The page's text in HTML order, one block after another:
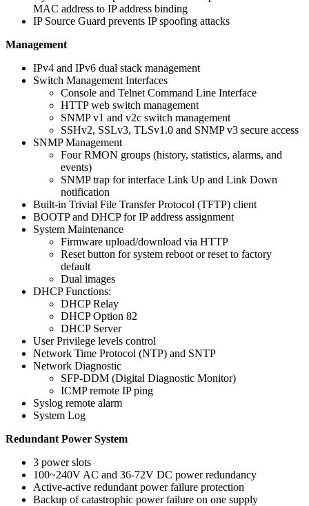
MAC address to IP address binding
IP Source Guard prevents IP spoofing attacks
Management
IPv4 and IPv6 dual stack management
Switch Management Interfaces
Console and Telnet Command Line Interface
HTTP web switch management
SNMP v1 and v2c switch management
SSHv2, SSLv3, TLSv1.0 and SNMP v3 secure access
SNMP Management
Four RMON groups (history, statistics, alarms, and
events)
SNMP trap for interface Link Up and Link Down
notification
Built-in Trivial File Transfer Protocol (TFTP) client
BOOTP and DHCP for IP address assignment
System Maintenance
Firmware upload/download via HTTP
Reset button for system reboot or reset to factory
default
Dual images
DHCP Functions:
DHCP Relay
DHCP Option 82
DHCP Server
User Privilege levels control
Network Time Protocol (NTP) and SNTP
Network Diagnostic
SFP-DDM (Digital Diagnostic Monitor)
ICMP remote IP ping
Syslog remote alarm
System Log
Redundant Power System
3 power slots
100~240V AC and 36-72V DC power redundancy
Active-active redundant power failure protection
Backup of catastrophic power failure on one supply